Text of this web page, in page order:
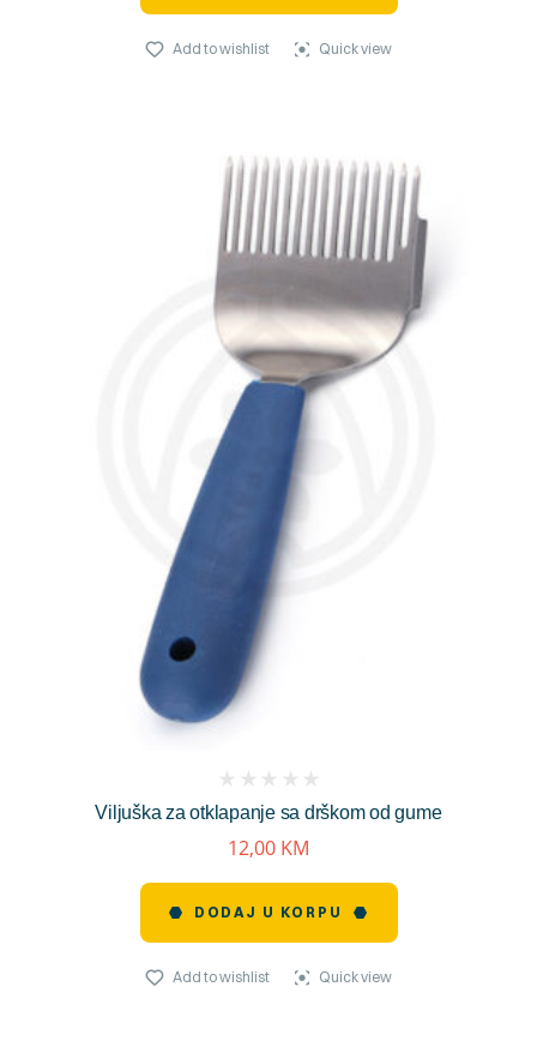
Add to wishlist Quick view
Viljuška za otklapanje sa drškom od gume
reviews)
12,00 KM
DODAJ U KORPU
Add to wishlist Quick view